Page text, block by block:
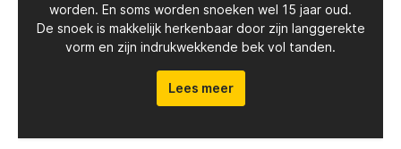
worden. En soms worden snoeken wel 15 jaar oud.
De snoek is makkelijk herkenbaar door zijn langgerekte
vorm en zijn indrukwekkende bek vol tanden.
Lees meer